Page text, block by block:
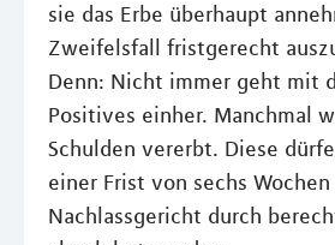
sie das Erbe überhaupt
Zweifelsfall fristgerecht
Denn: Nicht immer geht mit
Positives einher. Manchmal
Schulden vererbt. Diese
einer Frist von sechs
Nachlassgericht durch